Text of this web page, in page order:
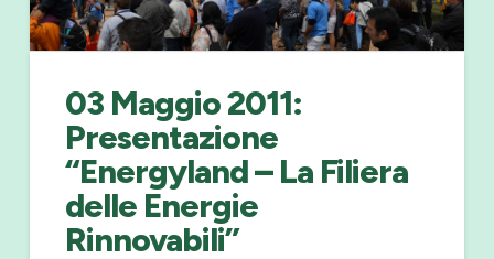
03 Maggio 2011:
Presentazione
“Energyland – La Filiera
delle Energie
Rinnovabili”